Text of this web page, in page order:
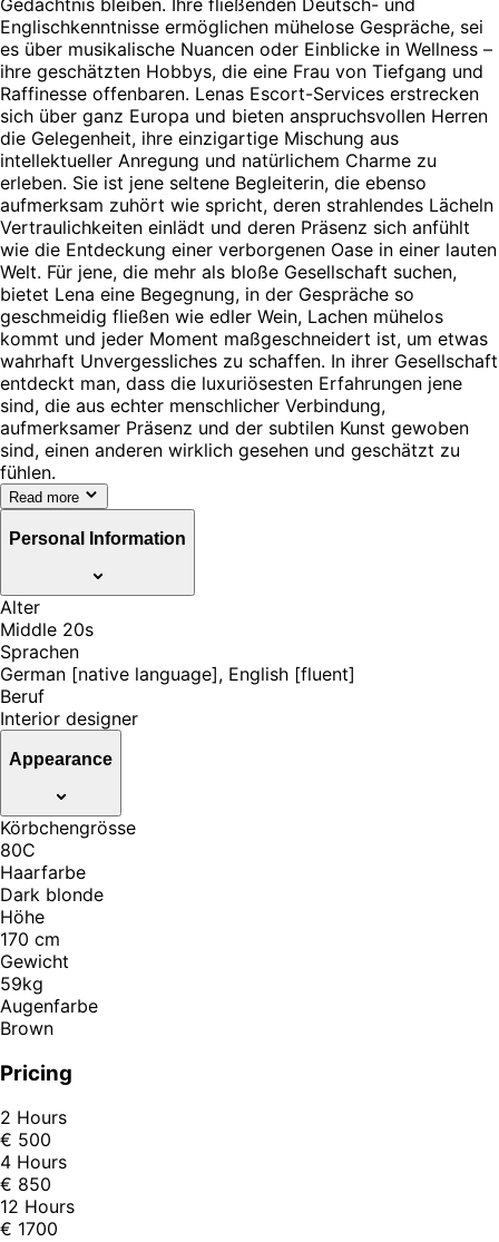
Englischkenntnisse ermöglichen mühelose Gespräche, sei
es über musikalische Nuancen oder Einblicke in Wellness –
ihre geschätzten Hobbys, die eine Frau von Tiefgang und
Raffinesse offenbaren. Lenas Escort-Services erstrecken
sich über ganz Europa und bieten anspruchsvollen Herren
die Gelegenheit, ihre einzigartige Mischung aus
intellektueller Anregung und natürlichem Charme zu
erleben. Sie ist jene seltene Begleiterin, die ebenso
aufmerksam zuhört wie spricht, deren strahlendes Lächeln
Vertraulichkeiten einlädt und deren Präsenz sich anfühlt
wie die Entdeckung einer verborgenen Oase in einer lauten
Welt. Für jene, die mehr als bloße Gesellschaft suchen,
bietet Lena eine Begegnung, in der Gespräche so
geschmeidig fließen wie edler Wein, Lachen mühelos
kommt und jeder Moment maßgeschneidert ist, um etwas
wahrhaft Unvergessliches zu schaffen. In ihrer Gesellschaft
entdeckt man, dass die luxuriösesten Erfahrungen jene
sind, die aus echter menschlicher Verbindung,
aufmerksamer Präsenz und der subtilen Kunst gewoben
sind, einen anderen wirklich gesehen und geschätzt zu
fühlen.
Read more
Personal Information
Alter
Middle 20s
Sprachen
German [native language], English [fluent]
Beruf
Interior designer
Appearance
Körbchengrösse
80C
Haarfarbe
Dark blonde
Höhe
170 cm
Gewicht
59kg
Augenfarbe
Brown
Pricing
2 Hours
€ 500
4 Hours
€ 850
12 Hours
€ 1700